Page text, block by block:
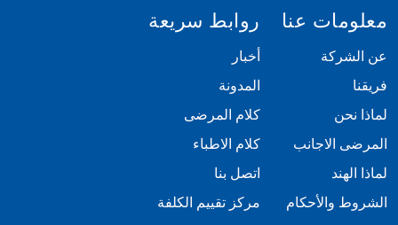
معلومات عنا
عن الشركة
فريقنا
لماذا نحن
المرضى الاجانب
لماذا الهند
الشروط والأحكام
روابط سريعة
أخبار
المدونة
كلام المرضى
كلام الاطباء
اتصل بنا
مركز تقييم الكلفة